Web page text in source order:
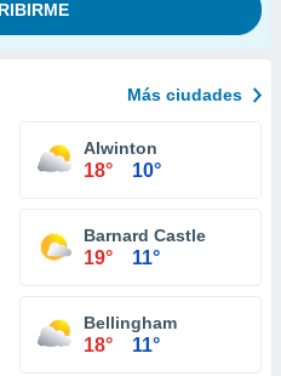
Más ciudades
Alwinton
18° 10°
Barnard Castle
19° 11°
Bellingham
18° 11°